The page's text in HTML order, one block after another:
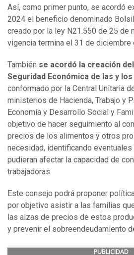
Así, como primer punto, se acordó
2024 el beneficio denominado
creado por la ley N21.550 de 25 de
vigencia termina el 31 de diciembre
También se acordó la creación
Seguridad Económica de las y
conformado por la Central Unitaria
ministerios de Hacienda, Trabajo y
Economía y Desarrollo Social y
objetivo de hacer seguimiento al
precios de los alimentos y otros
necesidad, identificando
pudieran afectar la capacidad de
trabajadoras.
Este consejo podrá proponer
por objetivo asistir a las familias
las alzas de precios de estos
y prevenir el sobreendeudamiento
PUBLICIDAD